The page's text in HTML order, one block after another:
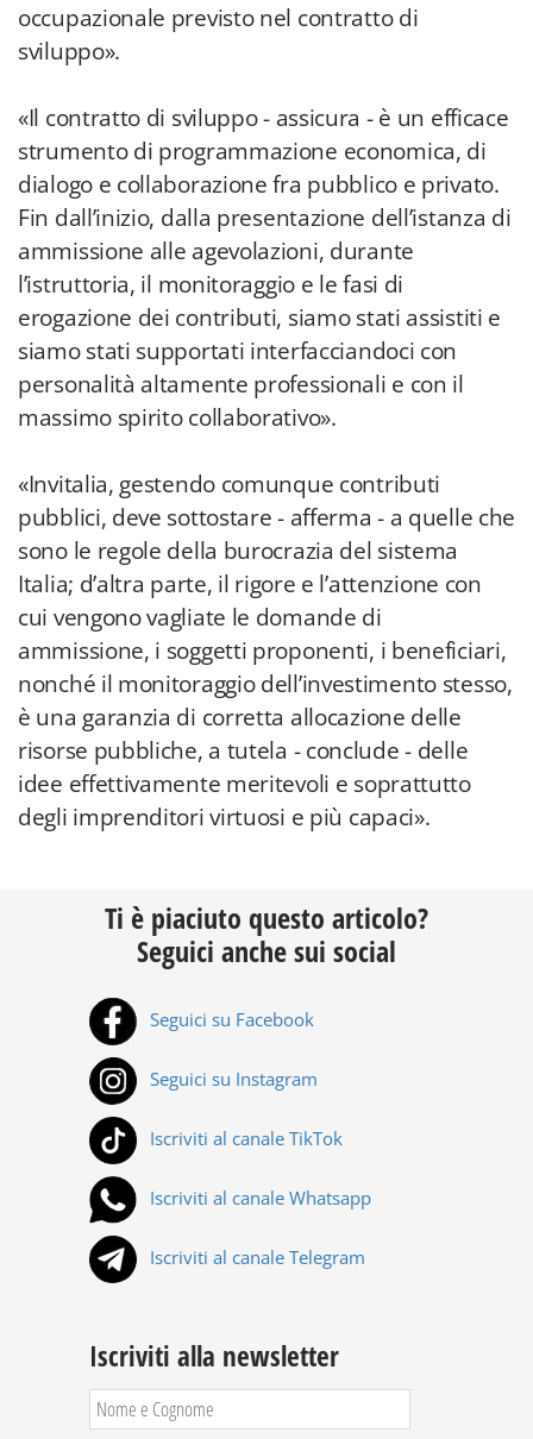
occupazionale previsto nel contratto di
sviluppo».
«Il contratto di sviluppo - assicura - è un efficace
strumento di programmazione economica, di
dialogo e collaborazione fra pubblico e privato.
Fin dall’inizio, dalla presentazione dell’istanza di
ammissione alle agevolazioni, durante
l’istruttoria, il monitoraggio e le fasi di
erogazione dei contributi, siamo stati assistiti e
siamo stati supportati interfacciandoci con
personalità altamente professionali e con il
massimo spirito collaborativo».
«Invitalia, gestendo comunque contributi
pubblici, deve sottostare - afferma - a quelle che
sono le regole della burocrazia del sistema
Italia; d’altra parte, il rigore e l’attenzione con
cui vengono vagliate le domande di
ammissione, i soggetti proponenti, i beneficiari,
nonché il monitoraggio dell’investimento stesso,
è una garanzia di corretta allocazione delle
risorse pubbliche, a tutela - conclude - delle
idee effettivamente meritevoli e soprattutto
degli imprenditori virtuosi e più capaci».
Ti è piaciuto questo articolo?
Seguici anche sui social
Seguici su Facebook
Seguici su Instagram
Iscriviti al canale TikTok
Iscriviti al canale Whatsapp
Iscriviti al canale Telegram
Iscriviti alla newsletter